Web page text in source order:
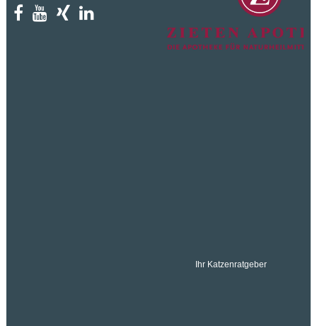
Ihr Katzenratgeber